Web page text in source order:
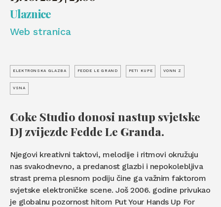
Ulaznice
Web stranica
ELEKTRONSKA GLAZBA FEDDE LE GRAND PETI KUPE VONN Z
VSNA
Coke Studio donosi nastup svjetske
DJ zvijezde Fedde Le Granda.
Njegovi kreativni taktovi, melodije i ritmovi okružuju
nas svakodnevno, a predanost glazbi i nepokolebljiva
strast prema plesnom podiju čine ga važnim faktorom
svjetske elektroničke scene. Još 2006. godine privukao
je globalnu pozornost hitom Put Your Hands Up For